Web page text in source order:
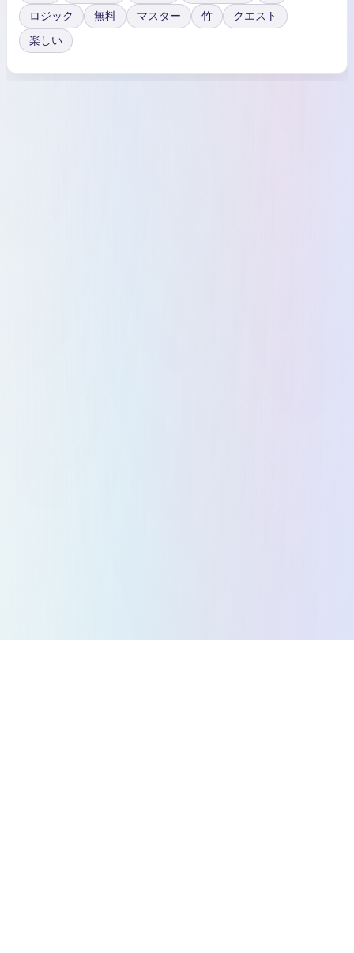
ロジック
無料 マスター 竹
クエスト
楽しい